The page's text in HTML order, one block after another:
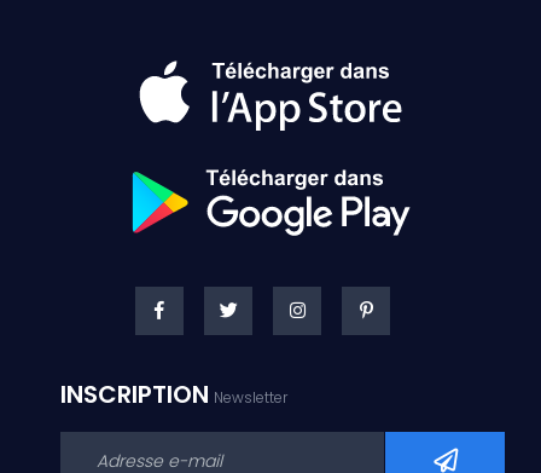
INSCRIPTION Newsletter